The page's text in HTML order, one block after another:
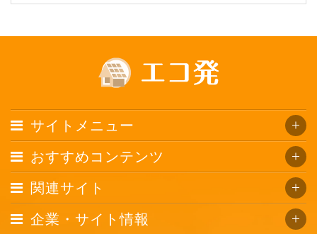
サイトメニュー
おすすめコンテンツ
関連サイト
企業・サイト情報